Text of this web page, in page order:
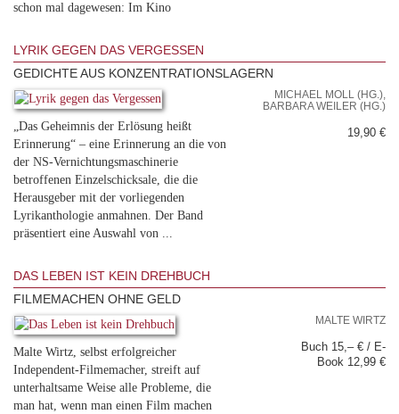
schon mal dagewesen: Im Kino
LYRIK GEGEN DAS VERGESSEN
GEDICHTE AUS KONZENTRATIONSLAGERN
„Das Geheimnis der Erlösung heißt
Erinnerung“ – eine Erinnerung an die von
der NS-Vernichtungsmaschinerie
betroffenen Einzelschicksale, die die
Herausgeber mit der vorliegenden
Lyrikanthologie anmahnen. Der Band
präsentiert eine Auswahl von ...
MICHAEL MOLL (HG.),
BARBARA WEILER (HG.)
19,90 €
DAS LEBEN IST KEIN DREHBUCH
FILMEMACHEN OHNE GELD
Malte Wirtz, selbst erfolgreicher
Independent-Filmemacher, streift auf
unterhaltsame Weise alle Probleme, die
man hat, wenn man einen Film machen
MALTE WIRTZ
Buch 15,– € / E-
Book 12,99 €